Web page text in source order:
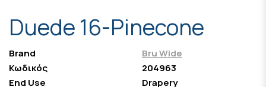
Duede 16-Pinecone
Brand
Bru Wide
Κωδικός
204963
End Use
Drapery